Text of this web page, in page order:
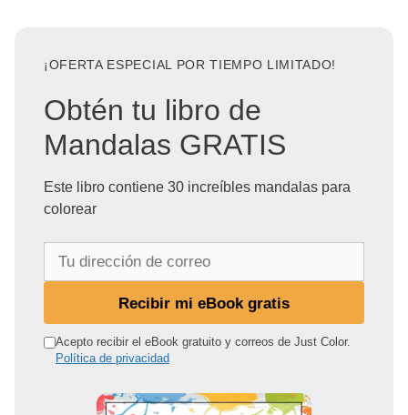
¡OFERTA ESPECIAL POR TIEMPO LIMITADO!
Obtén tu libro de
Mandalas GRATIS
Este libro contiene 30 increíbles mandalas para
colorear
r
Recibir mi eBook gratis
Acepto recibir el eBook gratuito y correos de Just Color.
Política de privacidad